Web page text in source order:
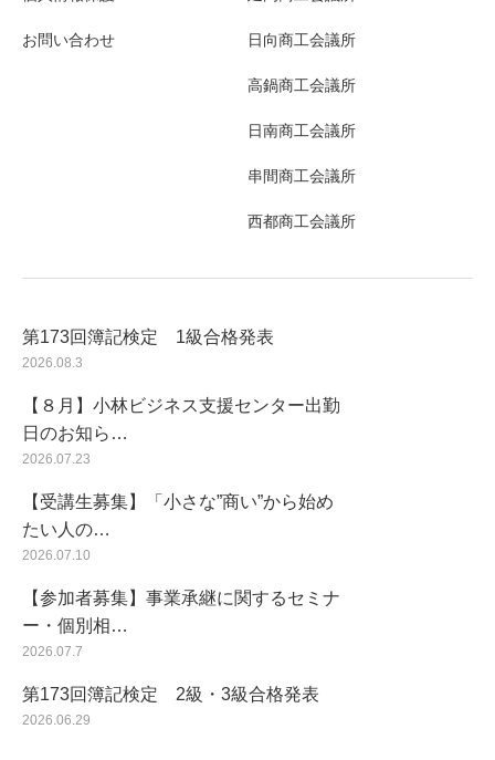
お問い合わせ 日向商工会議所
高鍋商工会議所
日南商工会議所
串間商工会議所
西都商工会議所
第173回簿記検定 1級合格発表
2026.08.3
【８月】小林ビジネス支援センター出勤
日のお知ら…
2026.07.23
【受講生募集】「小さな”商い”から始め
たい人の…
2026.07.10
【参加者募集】事業承継に関するセミナ
ー・個別相…
2026.07.7
第173回簿記検定 2級・3級合格発表
2026.06.29